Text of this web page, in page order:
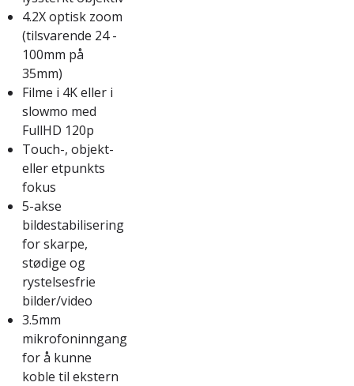
4.2X optisk zoom
(tilsvarende 24 -
100mm på
35mm)
Filme i 4K eller i
slowmo med
FullHD 120p
Touch-, objekt-
eller etpunkts
fokus
5-akse
bildestabilisering
for skarpe,
stødige og
rystelsesfrie
bilder/video
3.5mm
mikrofoninngang
for å kunne
koble til ekstern